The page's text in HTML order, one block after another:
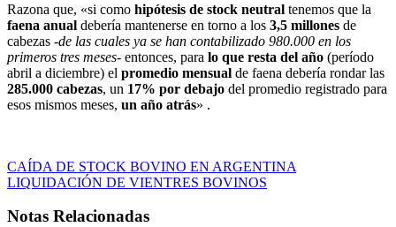
Razona que, «si como hipótesis de stock neutral tenemos que la
faena anual debería mantenerse en torno a los 3,5 millones de
cabezas -de las cuales ya se han contabilizado 980.000 en los
primeros tres meses- entonces, para lo que resta del año (período
abril a diciembre) el promedio mensual de faena debería rondar las
285.000 cabezas, un 17% por debajo del promedio registrado para
esos mismos meses, un año atrás» .
CAÍDA DE STOCK BOVINO EN ARGENTINA
LIQUIDACIÓN DE VIENTRES BOVINOS
Notas Relacionadas